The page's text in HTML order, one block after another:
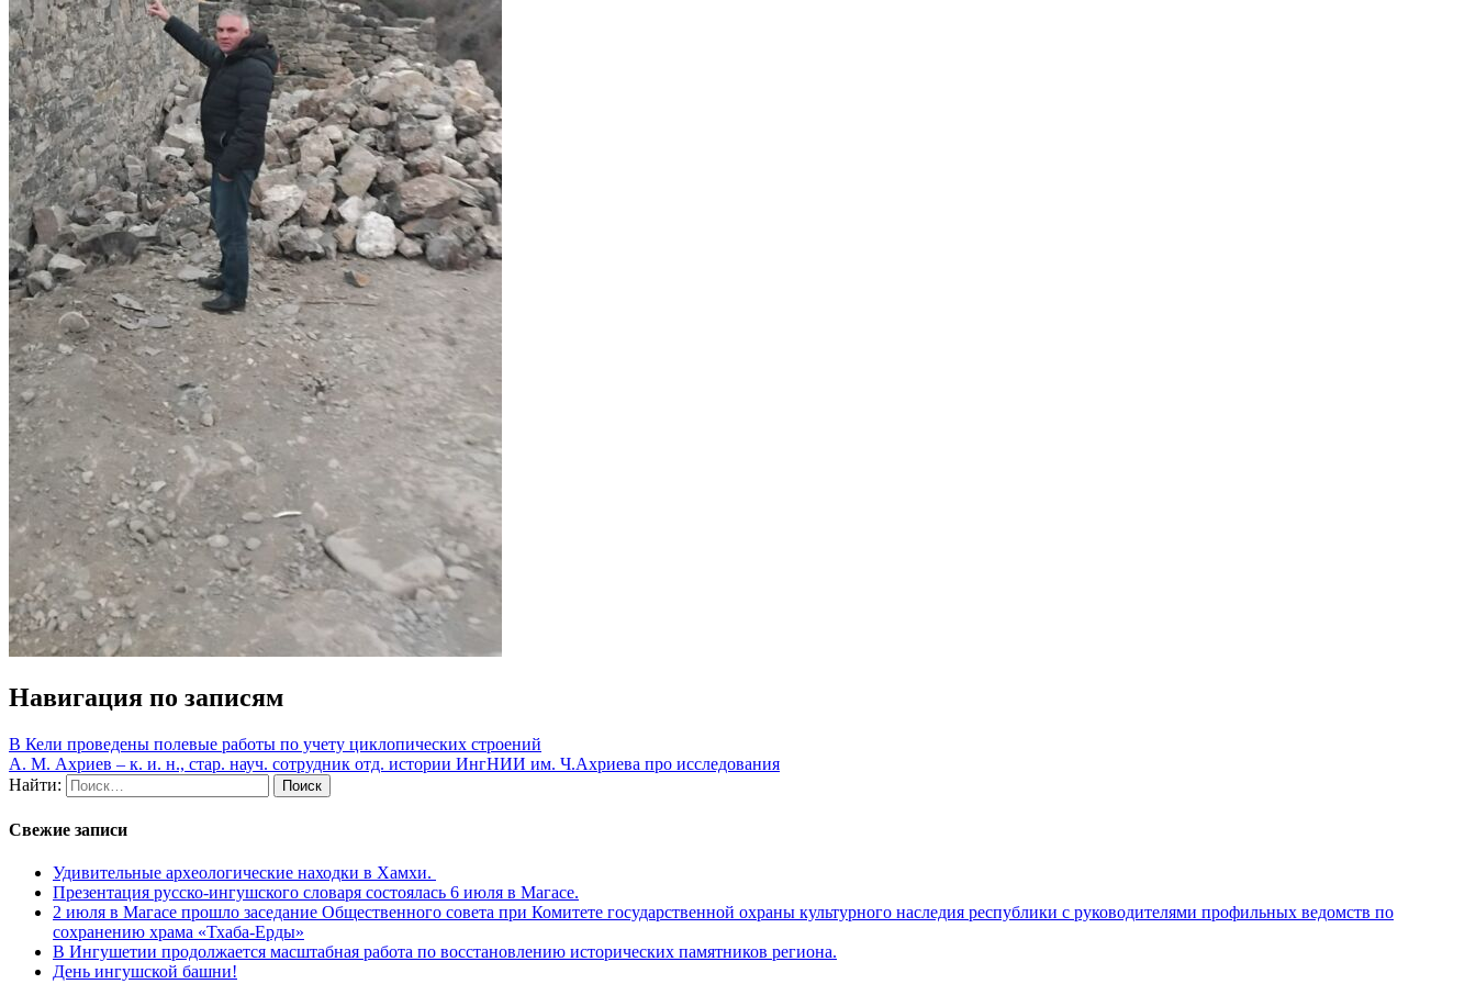
Навигация по записям
В Кели проведены полевые работы по учету циклопических строений
А. М. Ахриев – к. и. н., стар. науч. сотрудник отд. истории ИнгНИИ им. Ч.Ахриева про исследования
Найти:
Свежие записи
Удивительные археологические находки в Хамхи.
Презентация русско-ингушского словаря состоялась 6 июля в Магасе.
2 июля в Магасе прошло заседание Общественного совета при Комитете государственной охраны культурного наследия республики с руководителями профильных ведомств по
сохранению храма «Тхаба-Ерды»
В Ингушетии продолжается масштабная работа по восстановлению исторических памятников региона.
День ингушской башни!